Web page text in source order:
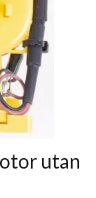
utan